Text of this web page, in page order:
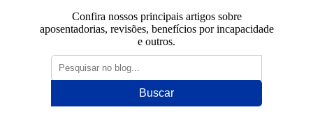
Confira nossos principais artigos sobre
aposentadorias, revisões, benefícios por incapacidade
e outros.
Buscar